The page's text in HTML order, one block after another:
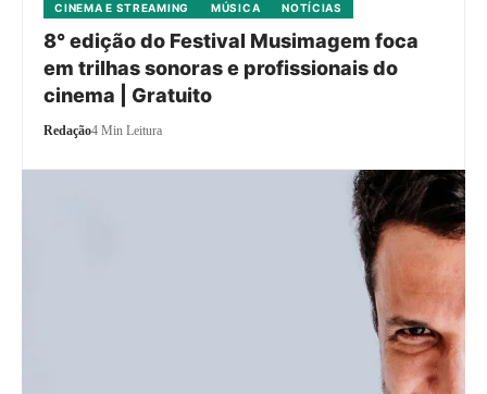
CINEMA E STREAMING MÚSICA NOTÍCIAS
8° edição do Festival Musimagem foca
em trilhas sonoras e profissionais do
cinema | Gratuito
Redação4 Min Leitura